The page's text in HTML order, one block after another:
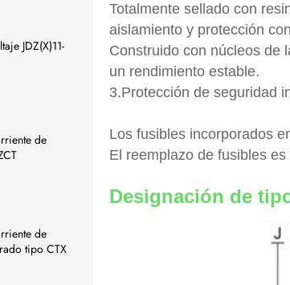
JDZ(X)11-
de
de
tipo CTX
Totalmente sellado con
aislamiento y protección
Construido con núcleos de
un rendimiento estable.
3.Protección de seguridad
Los fusibles incorporados
El reemplazo de fusibles
Designación de